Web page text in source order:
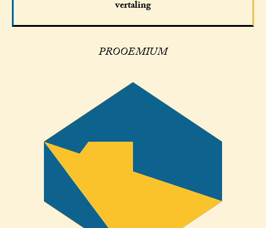
vertaling
PROOEMIUM